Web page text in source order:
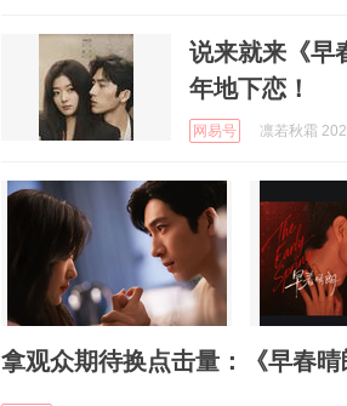
说来就来《早
年地下恋！
网易号 凛若秋霜
拿观众期待换点击量：《早春